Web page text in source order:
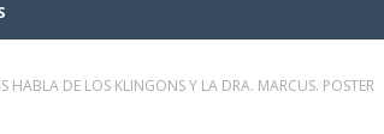
HABLA DE LOS KLINGONS Y LA DRA. MARCUS. POSTER